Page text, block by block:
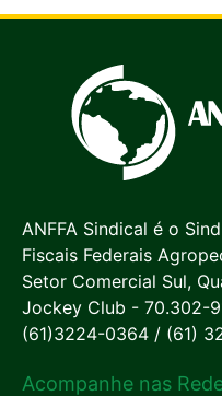
ANFFA Sindical é o
Fiscais Federais
Setor Comercial Sul,
Jockey Club - 70.302-
(61)3224-0364 / (61)
Acompanhe nas